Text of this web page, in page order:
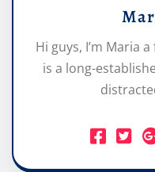
Hi guys, I’m Maria
is a long-